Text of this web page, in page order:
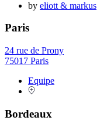
by eliott & markus
Paris
24 rue de Prony
75017 Paris
Equipe
Bordeaux